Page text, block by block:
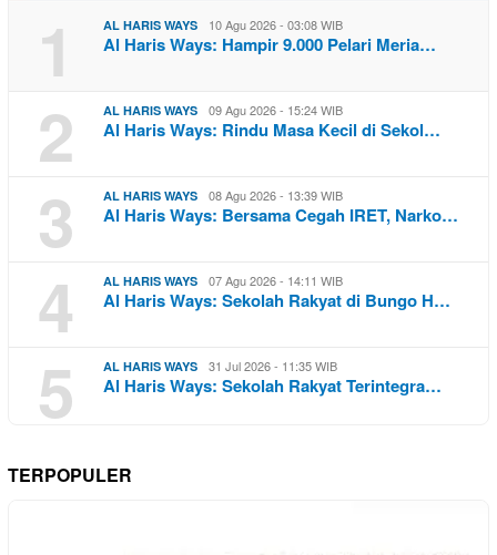
1 AL HARIS WAYS 10 Agu 2026 - 03:08 WIB
Al Haris Ways: Hampir 9.000 Pelari Meria…
2 AL HARIS WAYS 09 Agu 2026 - 15:24 WIB
Al Haris Ways: Rindu Masa Kecil di Sekol…
3 AL HARIS WAYS 08 Agu 2026 - 13:39 WIB
Al Haris Ways: Bersama Cegah IRET, Narko…
4 AL HARIS WAYS 07 Agu 2026 - 14:11 WIB
Al Haris Ways: Sekolah Rakyat di Bungo H…
5 AL HARIS WAYS 31 Jul 2026 - 11:35 WIB
Al Haris Ways: Sekolah Rakyat Terintegra…
TERPOPULER